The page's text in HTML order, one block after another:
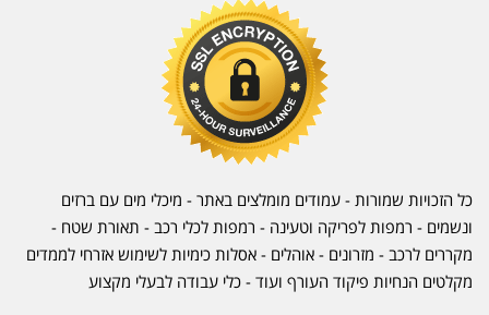
כל הזכויות שמורות - עמודים מומלצים באתר - מיכלי מים עם ברזים
ונשמים - רמפות לפריקה וטעינה - רמפות לכלי רכב - תאורת שטח -
מקררים לרכב - מזרונים - אוהלים - אסלות כימיות לשימוש אזרחי לממדים
מקלטים הנחיות פיקוד העורף ועוד - כלי עבודה לבעלי מקצוע